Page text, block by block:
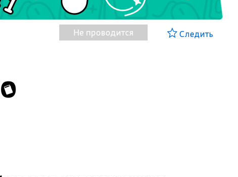
Не проводится Следить